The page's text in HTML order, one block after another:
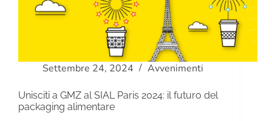
Settembre 24, 2024 Avvenimenti
Unisciti a GMZ al SIAL Paris 2024: il futuro del
packaging alimentare